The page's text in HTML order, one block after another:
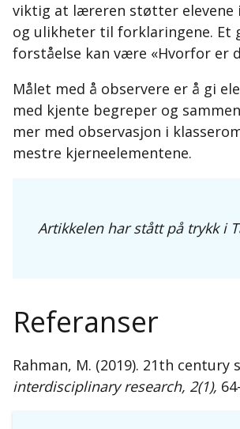
viktig at læreren støtter elevene
og ulikheter til forklaringene. Et
forståelse kan være «Hvorfor er
Målet med å observere er å gi
med kjente begreper og
mer med observasjon i
mestre kjerneelementene.
Artikkelen har stått på trykk i
Referanser
Rahman, M. (2019). 21th
interdisciplinary research, 2(1),